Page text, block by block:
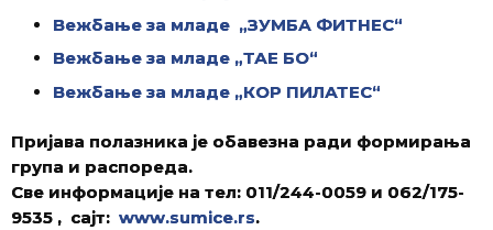
Вежбање за младе „ЗУМБА ФИТНЕС“
Вежбање за младе „ТАЕ БО“
Вежбање за младе „КОР ПИЛАТЕС“
Пријава полазника је обавезна ради формирања
група и распореда.
Све информације на тел: 011/244-0059 и 062/175-
9535 , сајт: www.sumice.rs.